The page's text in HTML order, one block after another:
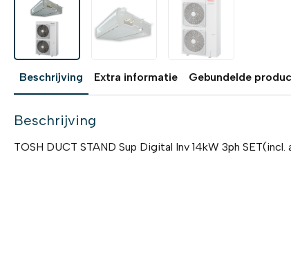
Beschrijving Extra informatie Gebundelde
Beschrijving
TOSH DUCT STAND Sup Digital Inv 14kW 3ph